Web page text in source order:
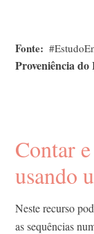
Fonte
Proveniência do
Contar
usando
Neste recurso
as sequências